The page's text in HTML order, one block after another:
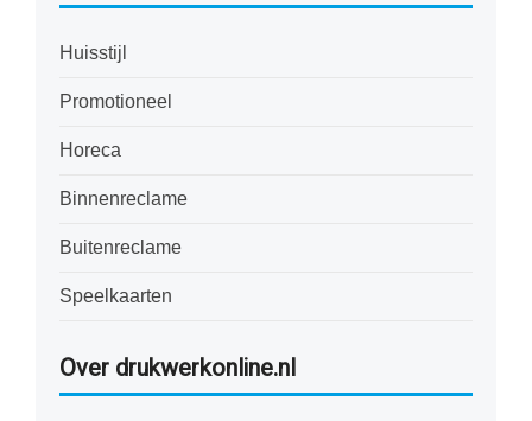
Huisstijl
Promotioneel
Horeca
Binnenreclame
Buitenreclame
Speelkaarten
Over drukwerkonline.nl